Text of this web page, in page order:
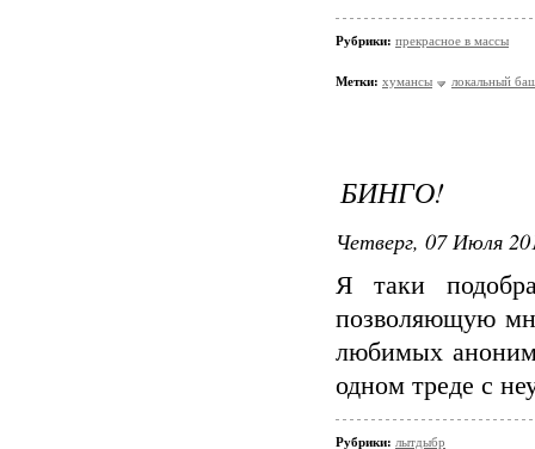
Рубрики: прекрасное в массы
Метки: хумансы локальный
БИНГО!
Четверг, 07 Июля
Я таки
позволяющую
любимых
одном треде с
Рубрики: лытдыбр